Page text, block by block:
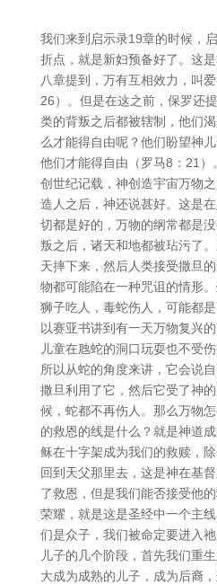
我们来到启示录19章的时候，
折点，就是新妇预备好了。这
八章提到，万有互相效力，叫
26）。但是在这之前，保罗还
类的背叛之后都被辖制，他们
么才能得自由呢？他们盼望神
他们才能得自由（罗马8：21）
创世纪记载，神创造宇宙万物
造人之后，神还说甚好。这是
切都是好的，万物的纲常都是
叛之后，诸天和地都被玷污了
天摔下来，然后人类接受撒旦
物都可能陷在一种咒诅的情形
狮子吃人，毒蛇伤人，可能都
以赛亚书讲到有一天万物复兴
儿童在虺蛇的洞口玩耍也不受
所以从蛇的角度来讲，它会说
撒旦利用了它，然后它受了神
候，蛇都不再伤人。那么万物
的救恩的线是什么？就是神道
稣在十字架成为我们的救赎，
回到天父那里去，这是神在基
了救恩，但是我们能否接受他
荣耀，就是这是圣经中一个主
们是众子，我们被命定要进入
儿子的几个阶段，首先我们重
大成为成熟的儿子，成为后裔